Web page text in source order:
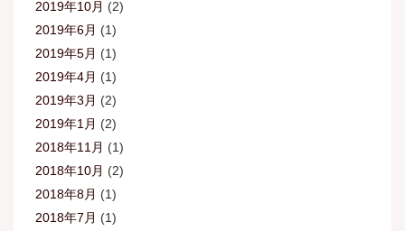
2019年10月 (2)
2019年6月 (1)
2019年5月 (1)
2019年4月 (1)
2019年3月 (2)
2019年1月 (2)
2018年11月 (1)
2018年10月 (2)
2018年8月 (1)
2018年7月 (1)